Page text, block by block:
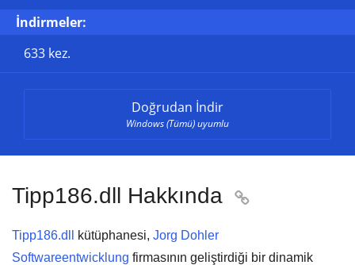
İndirmeler:
633 kez.
Doğrudan İndir
Windows (Tümü) uyumlu
Tipp186.dll Hakkında 
Tipp186.dll kütüphanesi, Jorg Dohler
Softwareentwicklung firmasının geliştirdiği bir dinamik